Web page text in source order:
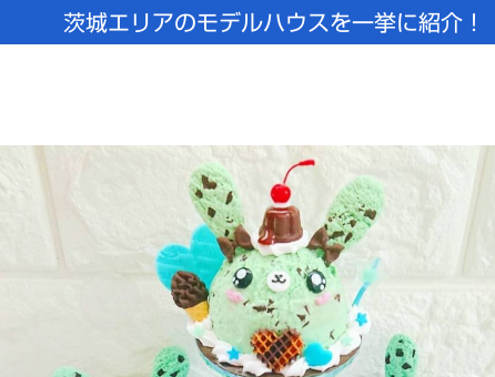
茨城エリアのモデルハウスを一挙に紹介！